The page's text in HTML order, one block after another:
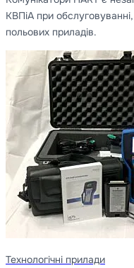
КВПіА при
польових приладів.
Технологічні прилади